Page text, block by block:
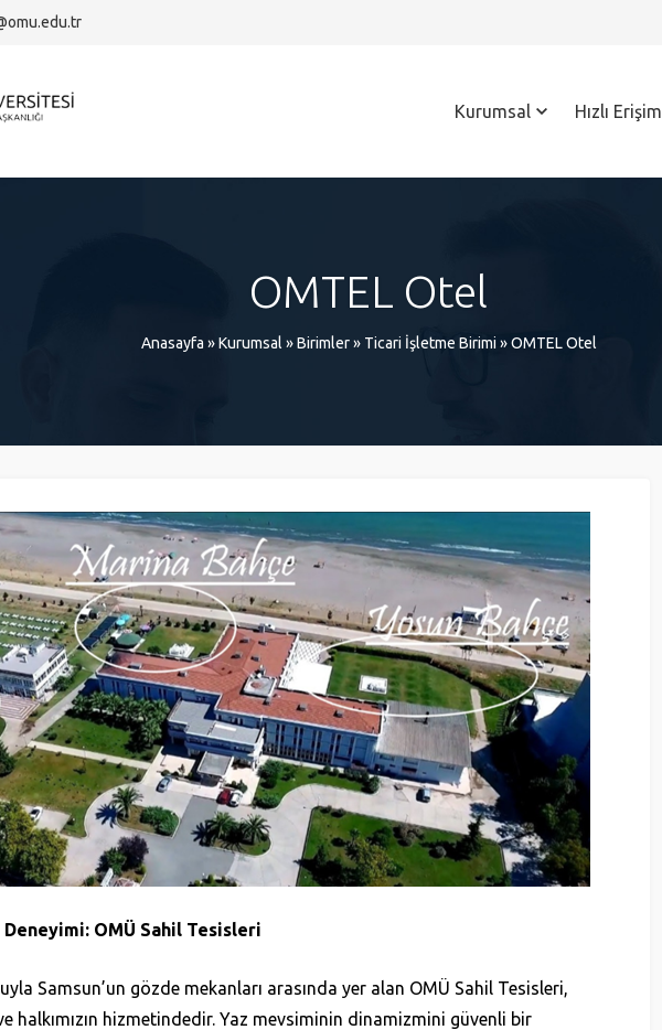
Kurumsal Hızlı Erişim
OMTEL Otel
Anasayfa »Kurumsal »Birimler» Ticari İşletme Birimi»OMTEL Otel
Deneyimi: OMÜ Sahil Tesisleri
Samsun’un gözde mekanları arasında yer alan OMÜ Sahil Tesisleri,
halkımızın hizmetindedir. Yaz mevsiminin dinamizmini güvenli bir